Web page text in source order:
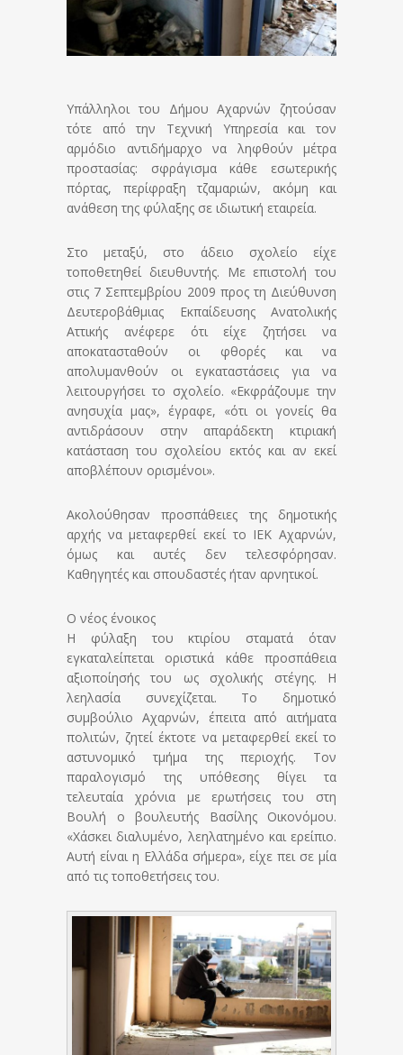
Υπάλληλοι του Δήμου Αχαρνών ζητούσαν
τότε από την Τεχνική Υπηρεσία και τον
αρμόδιο αντιδήμαρχο να ληφθούν μέτρα
προστασίας: σφράγισμα κάθε εσωτερικής
πόρτας, περίφραξη τζαμαριών, ακόμη και
ανάθεση της φύλαξης σε ιδιωτική εταιρεία.
Στο μεταξύ, στο άδειο σχολείο είχε
τοποθετηθεί διευθυντής. Με επιστολή του
στις 7 Σεπτεμβρίου 2009 προς τη Διεύθυνση
Δευτεροβάθμιας Εκπαίδευσης Ανατολικής
Αττικής ανέφερε ότι είχε ζητήσει να
αποκατασταθούν οι φθορές και να
απολυμανθούν οι εγκαταστάσεις για να
λειτουργήσει το σχολείο. «Εκφράζουμε την
ανησυχία μας», έγραφε, «ότι οι γονείς θα
αντιδράσουν στην απαράδεκτη κτιριακή
κατάσταση του σχολείου εκτός και αν εκεί
αποβλέπουν ορισμένοι».
Ακολούθησαν προσπάθειες της δημοτικής
αρχής να μεταφερθεί εκεί το ΙΕΚ Αχαρνών,
όμως και αυτές δεν τελεσφόρησαν.
Καθηγητές και σπουδαστές ήταν αρνητικοί.
Ο νέος ένοικος
Η φύλαξη του κτιρίου σταματά όταν
εγκαταλείπεται οριστικά κάθε προσπάθεια
αξιοποίησής του ως σχολικής στέγης. Η
λεηλασία συνεχίζεται. Το δημοτικό
συμβούλιο Αχαρνών, έπειτα από αιτήματα
πολιτών, ζητεί έκτοτε να μεταφερθεί εκεί το
αστυνομικό τμήμα της περιοχής. Τον
παραλογισμό της υπόθεσης θίγει τα
τελευταία χρόνια με ερωτήσεις του στη
Βουλή ο βουλευτής Βασίλης Οικονόμου.
«Χάσκει διαλυμένο, λεηλατημένο και ερείπιο.
Αυτή είναι η Ελλάδα σήμερα», είχε πει σε μία
από τις τοποθετήσεις του.